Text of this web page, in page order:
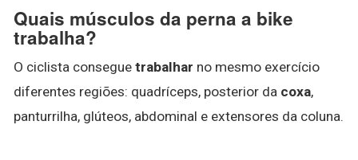
Quais músculos da perna a bike
trabalha?
O ciclista consegue trabalhar no mesmo exercício
diferentes regiões: quadríceps, posterior da coxa,
panturrilha, glúteos, abdominal e extensores da coluna.